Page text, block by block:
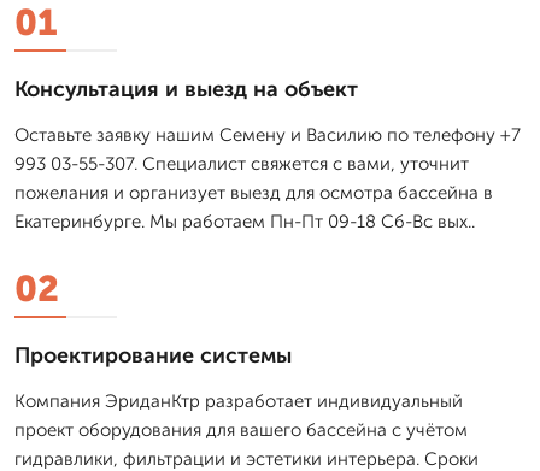
01
Консультация и выезд на объект
Оставьте заявку нашим Семену и Василию по телефону +7
993 03-55-307. Специалист свяжется с вами, уточнит
пожелания и организует выезд для осмотра бассейна в
Екатеринбурге. Мы работаем Пн-Пт 09-18 Сб-Вс вых..
02
Проектирование системы
Компания ЭриданКтр разработает индивидуальный
проект оборудования для вашего бассейна с учётом
гидравлики, фильтрации и эстетики интерьера. Сроки